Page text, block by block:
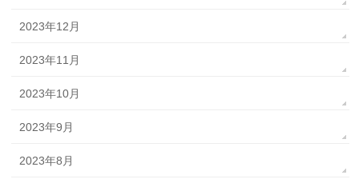
2023年12月
2023年11月
2023年10月
2023年9月
2023年8月